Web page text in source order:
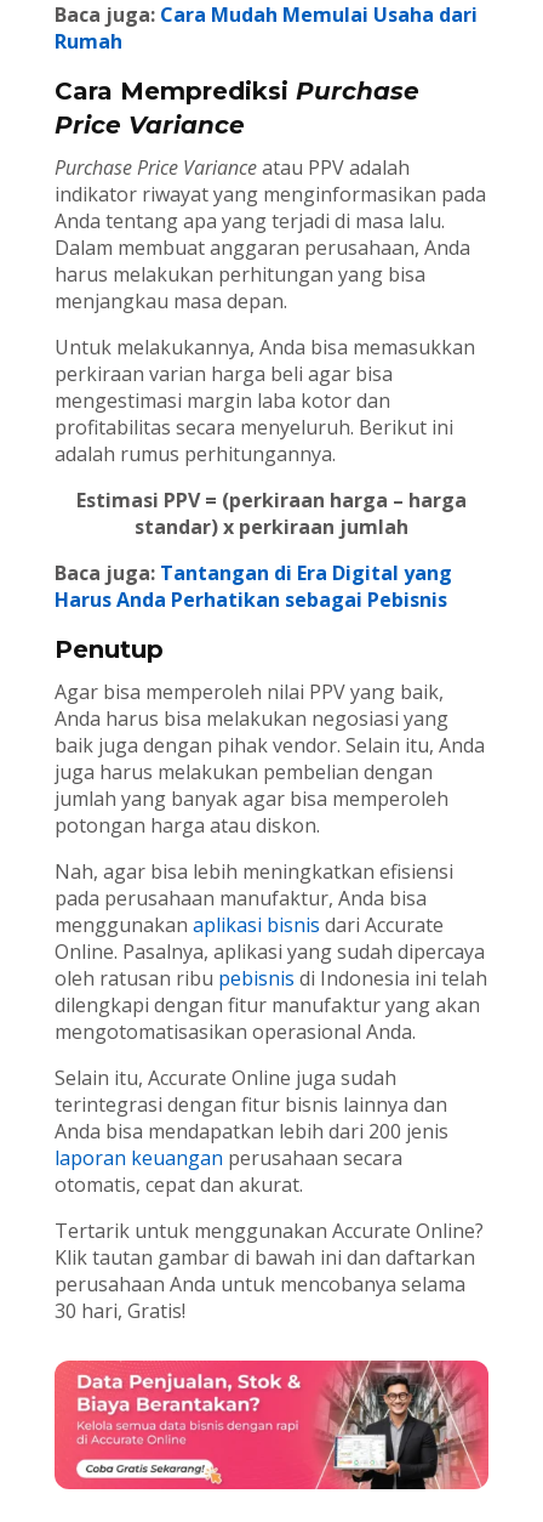
Baca juga: Cara Mudah Memulai Usaha dari
Rumah
Cara Memprediksi Purchase
Price Variance
Purchase Price Varianceatau PPV adalah
indikator riwayat yang menginformasikan pada
Anda tentang apa yang terjadi di masa lalu.
Dalam membuat anggaran perusahaan, Anda
harus melakukan perhitungan yang bisa
menjangkau masa depan.
Untuk melakukannya, Anda bisa memasukkan
perkiraan varian harga beli agar bisa
mengestimasi margin laba kotor dan
profitabilitas secara menyeluruh. Berikut ini
adalah rumus perhitungannya.
Estimasi PPV = (perkiraan harga – harga
standar) x perkiraan jumlah
Baca juga: Tantangan di Era Digital yang
Harus Anda Perhatikan sebagai Pebisnis
Penutup
Agar bisa memperoleh nilai PPV yang baik,
Anda harus bisa melakukan negosiasi yang
baik juga dengan pihak vendor. Selain itu, Anda
juga harus melakukan pembelian dengan
jumlah yang banyak agar bisa memperoleh
potongan harga atau diskon.
Nah, agar bisa lebih meningkatkan efisiensi
pada perusahaan manufaktur, Anda bisa
menggunakan aplikasi bisnis dari Accurate
Online. Pasalnya, aplikasi yang sudah dipercaya
oleh ratusan ribu pebisnis di Indonesia ini telah
dilengkapi dengan fitur manufaktur yang akan
mengotomatisasikan operasional Anda.
Selain itu, Accurate Online juga sudah
terintegrasi dengan fitur bisnis lainnya dan
Anda bisa mendapatkan lebih dari 200 jenis
laporan keuangan perusahaan secara
otomatis, cepat dan akurat.
Tertarik untuk menggunakan Accurate Online?
Klik tautan gambar di bawah ini dan daftarkan
perusahaan Anda untuk mencobanya selama
30 hari, Gratis!